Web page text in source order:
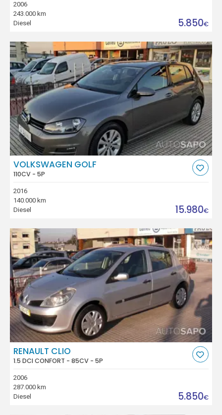
2006
243.000 km
Diesel
5.850€
VOLKSWAGEN GOLF
110CV - 5P
2016
140.000 km
Diesel
15.980€
RENAULT CLIO
1.5 DCI CONFORT - 85CV - 5P
2006
287.000 km
Diesel
5.850€